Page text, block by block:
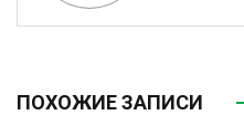
ПОХОЖИЕ ЗАПИСИ